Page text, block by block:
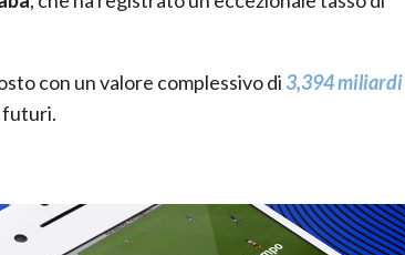
con un valore complessivo di 3,394 miliardi
futuri.